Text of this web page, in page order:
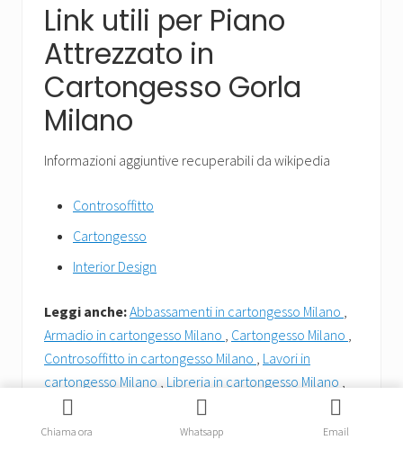
Link utili per Piano
Attrezzato in
Cartongesso Gorla
Milano
Informazioni aggiuntive recuperabili da wikipedia
Controsoffitto
Cartongesso
Interior Design
Leggi anche:Abbassamenti in cartongesso Milano ,
Armadio in cartongesso Milano , Cartongesso Milano ,
Controsoffitto in cartongesso Milano , Lavori in
cartongesso Milano , Libreria in cartongesso Milano ,
Pareti divisorie in cartongesso Milano
Pareti divisorie
uffici Milano
Pareti in cartongesso Milano
Piano
Chiama ora Whatsapp Email